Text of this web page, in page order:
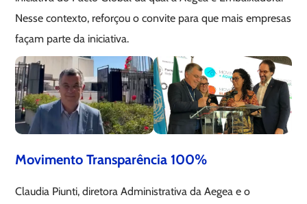
Nesse contexto, reforçou o convite para que mais empresas
façam parte da iniciativa.
Movimento Transparência 100%
Claudia Piunti, diretora Administrativa da Aegea e o